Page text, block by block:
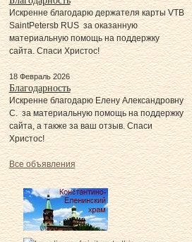
Искренне благодарю держателя карты VTB
SaintPetersb RUS за оказанную
материальную помощь на поддержку
сайта. Спаси Христос!
18 Февраль 2026
Благодарность
Искренне благодарю Елену Александровну
С. за материальную помощь на поддержку
сайта, а также за ваш отзыв. Спаси
Христос!
Все объявления